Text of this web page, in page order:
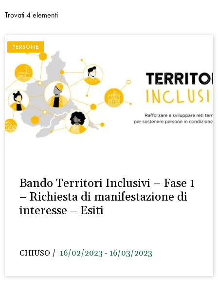
Trovati 4 elementi
PERSONE
Bando Territori Inclusivi – Fase 1
– Richiesta di manifestazione di
interesse – Esiti
CHIUSO 16/02/2023 - 16/03/2023